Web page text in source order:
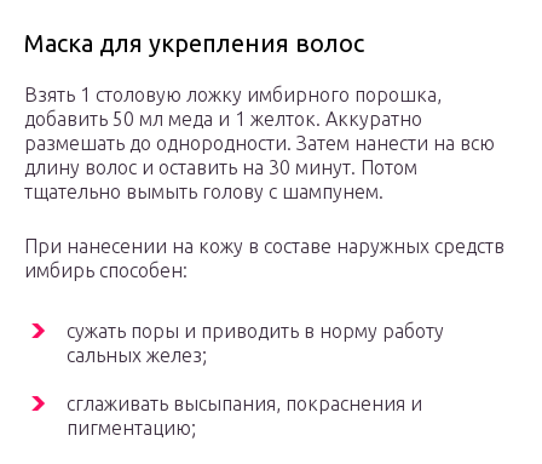
Маска для укрепления волос
Взять 1 столовую ложку имбирного порошка,
добавить 50 мл меда и 1 желток. Аккуратно
размешать до однородности. Затем нанести на всю
длину волос и оставить на 30 минут. Потом
тщательно вымыть голову с шампунем.
При нанесении на кожу в составе наружных средств
имбирь способен:
сужать поры и приводить в норму работу
сальных желез;
сглаживать высыпания, покраснения и
пигментацию;